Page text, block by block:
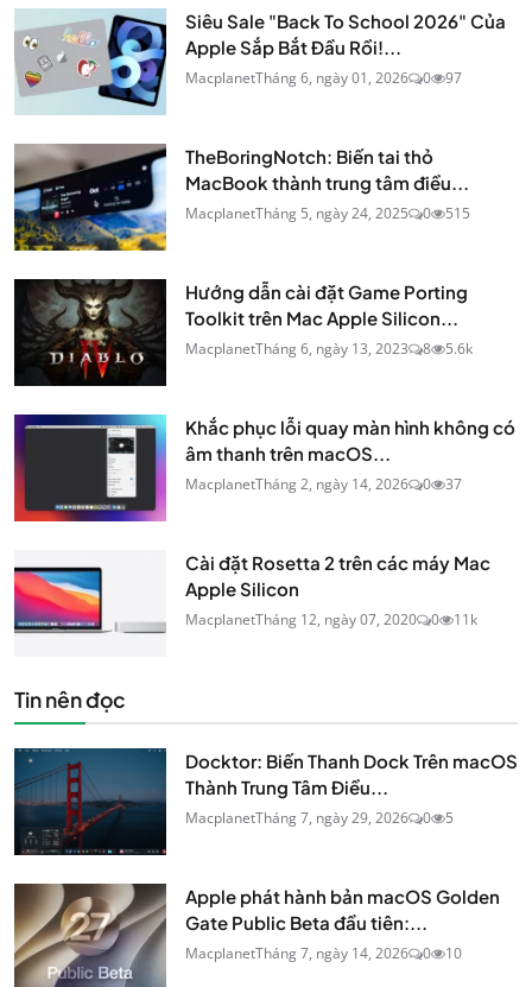
Siêu Sale "Back To School 2026" Của
Apple Sắp Bắt Đầu Rồi!...
MacplanetTháng 6, ngày 01, 2026 0 97
TheBoringNotch: Biến tai thỏ
MacBook thành trung tâm điều...
MacplanetTháng 5, ngày 24, 2025 0 515
Hướng dẫn cài đặt Game Porting
Toolkit trên Mac Apple Silicon...
MacplanetTháng 6, ngày 13, 2023 8 5.6k
Khắc phục lỗi quay màn hình không có
âm thanh trên macOS...
MacplanetTháng 2, ngày 14, 2026 0 37
Cài đặt Rosetta 2 trên các máy Mac
Apple Silicon
MacplanetTháng 12, ngày 07, 2020 0 11k
Tin nên đọc
Docktor: Biến Thanh Dock Trên macOS
Thành Trung Tâm Điều...
MacplanetTháng 7, ngày 29, 2026 0 5
Apple phát hành bản macOS Golden
Gate Public Beta đầu tiên:...
MacplanetTháng 7, ngày 14, 2026 0 10